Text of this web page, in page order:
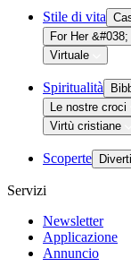
Stile di vita
For Her
Virtuale
Spiritualità
Le nostre croci
Virtù cristiane
Scoperte
Servizi
Newsletter
Applicazione
Annuncio